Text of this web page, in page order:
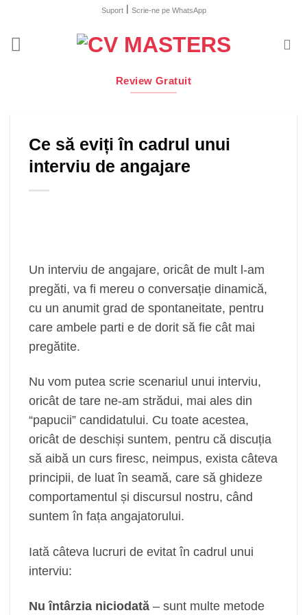
content
Suport| Scrie-ne pe WhatsApp
Review Gratuit
Ce să eviți în cadrul unui
interviu de angajare
Un interviu de angajare, oricât de mult l-am
pregăti, va fi mereu o conversație dinamică,
cu un anumit grad de spontaneitate, pentru
care ambele parti e de dorit să fie cât mai
pregătite.
Nu vom putea scrie scenariul unui interviu,
oricât de tare ne-am strădui, mai ales din
“papucii” candidatului. Cu toate acestea,
oricât de deschiși suntem, pentru că discuția
să aibă un curs firesc, neimpus, exista câteva
principii, de luat în seamă, care să ghideze
comportamentul și discursul nostru, când
suntem în fața angajatorului.
Iată câteva lucruri de evitat în cadrul unui
interviu:
Nu întârzia niciodată – sunt multe metode